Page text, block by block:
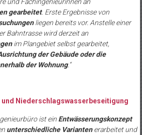
gearbeitet. Erste Ergebnisse von
liegen bereits vor. Anstelle einer
Bahntrasse wird derzeit an
im Plangebiet selbst gearbeitet,
der Gebäude oder die
der Wohnung.“
Niederschlagswasserbeseitigung
ist ein Entwässerungskonzept
unterschiedliche Variantenerarbeitet und